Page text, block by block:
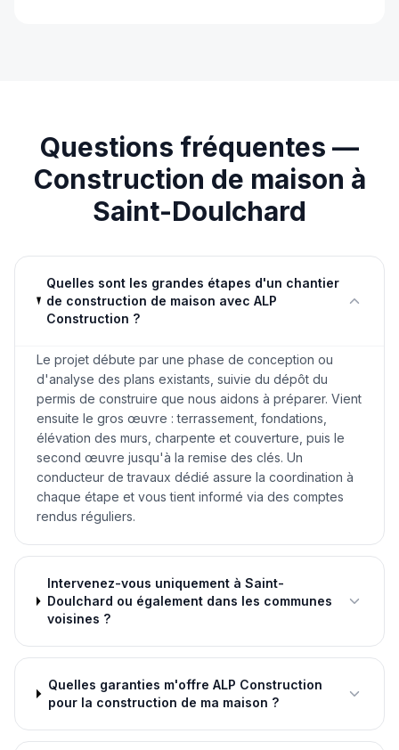
Questions fréquentes —
Construction de maison à
Saint-Doulchard
Quelles sont les grandes étapes d'un chantier
de construction de maison avec ALP
Construction ?
Le projet débute par une phase de conception ou
d'analyse des plans existants, suivie du dépôt du
permis de construire que nous aidons à préparer. Vient
ensuite le gros œuvre : terrassement, fondations,
élévation des murs, charpente et couverture, puis le
second œuvre jusqu'à la remise des clés. Un
conducteur de travaux dédié assure la coordination à
chaque étape et vous tient informé via des comptes
rendus réguliers.
Intervenez-vous uniquement à Saint-
Doulchard ou également dans les communes
voisines ?
Quelles garanties m'offre ALP Construction
pour la construction de ma maison ?